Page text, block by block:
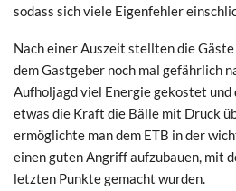
sodass sich viele Eigenfehler
Nach einer Auszeit stellten die Gäste
dem Gastgeber noch mal gefährlich
Aufholjagd viel Energie gekostet
etwas die Kraft die Bälle mit Druck
ermöglichte man dem ETB in der
einen guten Angriff aufzubauen, mit
letzten Punkte gemacht wurden.